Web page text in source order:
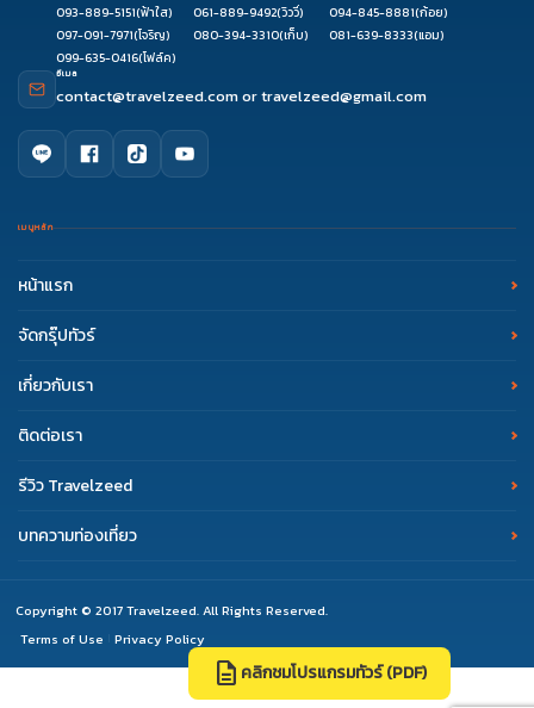
description คลิกชมโปรแกรมทัวร์ (PDF)
093-889-5151(ฟ้าใส) 061-889-9492(วิววี่) 094-845-8881(ก้อย)
097-091-7971(โจริญ) 080-394-3310(เก็บ) 081-639-8333(แอม)
099-635-0416(โฟล์ค)
อีเมล
contact@travelzeed.comortravelzeed@gmail.com
เมนูหลัก
หน้าแรก
จัดกรุ๊ปทัวร์
เกี่ยวกับเรา
ติดต่อเรา
รีวิว Travelzeed
บทความท่องเที่ยว
Copyright © 2017 Travelzeed. All Rights Reserved.
Terms of Use
Privacy Policy